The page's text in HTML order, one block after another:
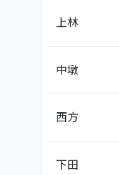
上林
中墩
西方
下田